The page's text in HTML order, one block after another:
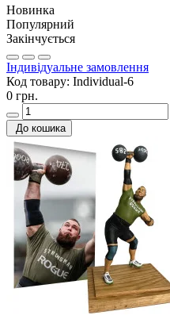
Новинка
Популярний
Закінчується
Індивідуальне замовлення
Код товару: Individual-6
0 грн.
До кошика